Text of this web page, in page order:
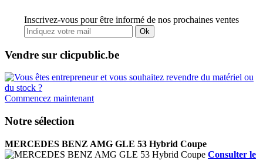
Inscrivez-vous pour être informé de nos prochaines ventes
Ok
Vendre sur clicpublic.be
Commencez maintenant
Notre sélection
MERCEDES BENZ AMG GLE 53 Hybrid Coupe
Consulter le